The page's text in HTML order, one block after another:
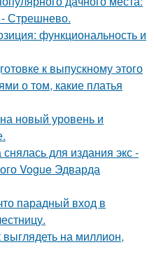
- Стрешнево.
функциональность и
к выпускному этого
о том, какие платья
новый уровень и
для издания экс -
Vogue Эдварда
парадный вход в
на миллион,